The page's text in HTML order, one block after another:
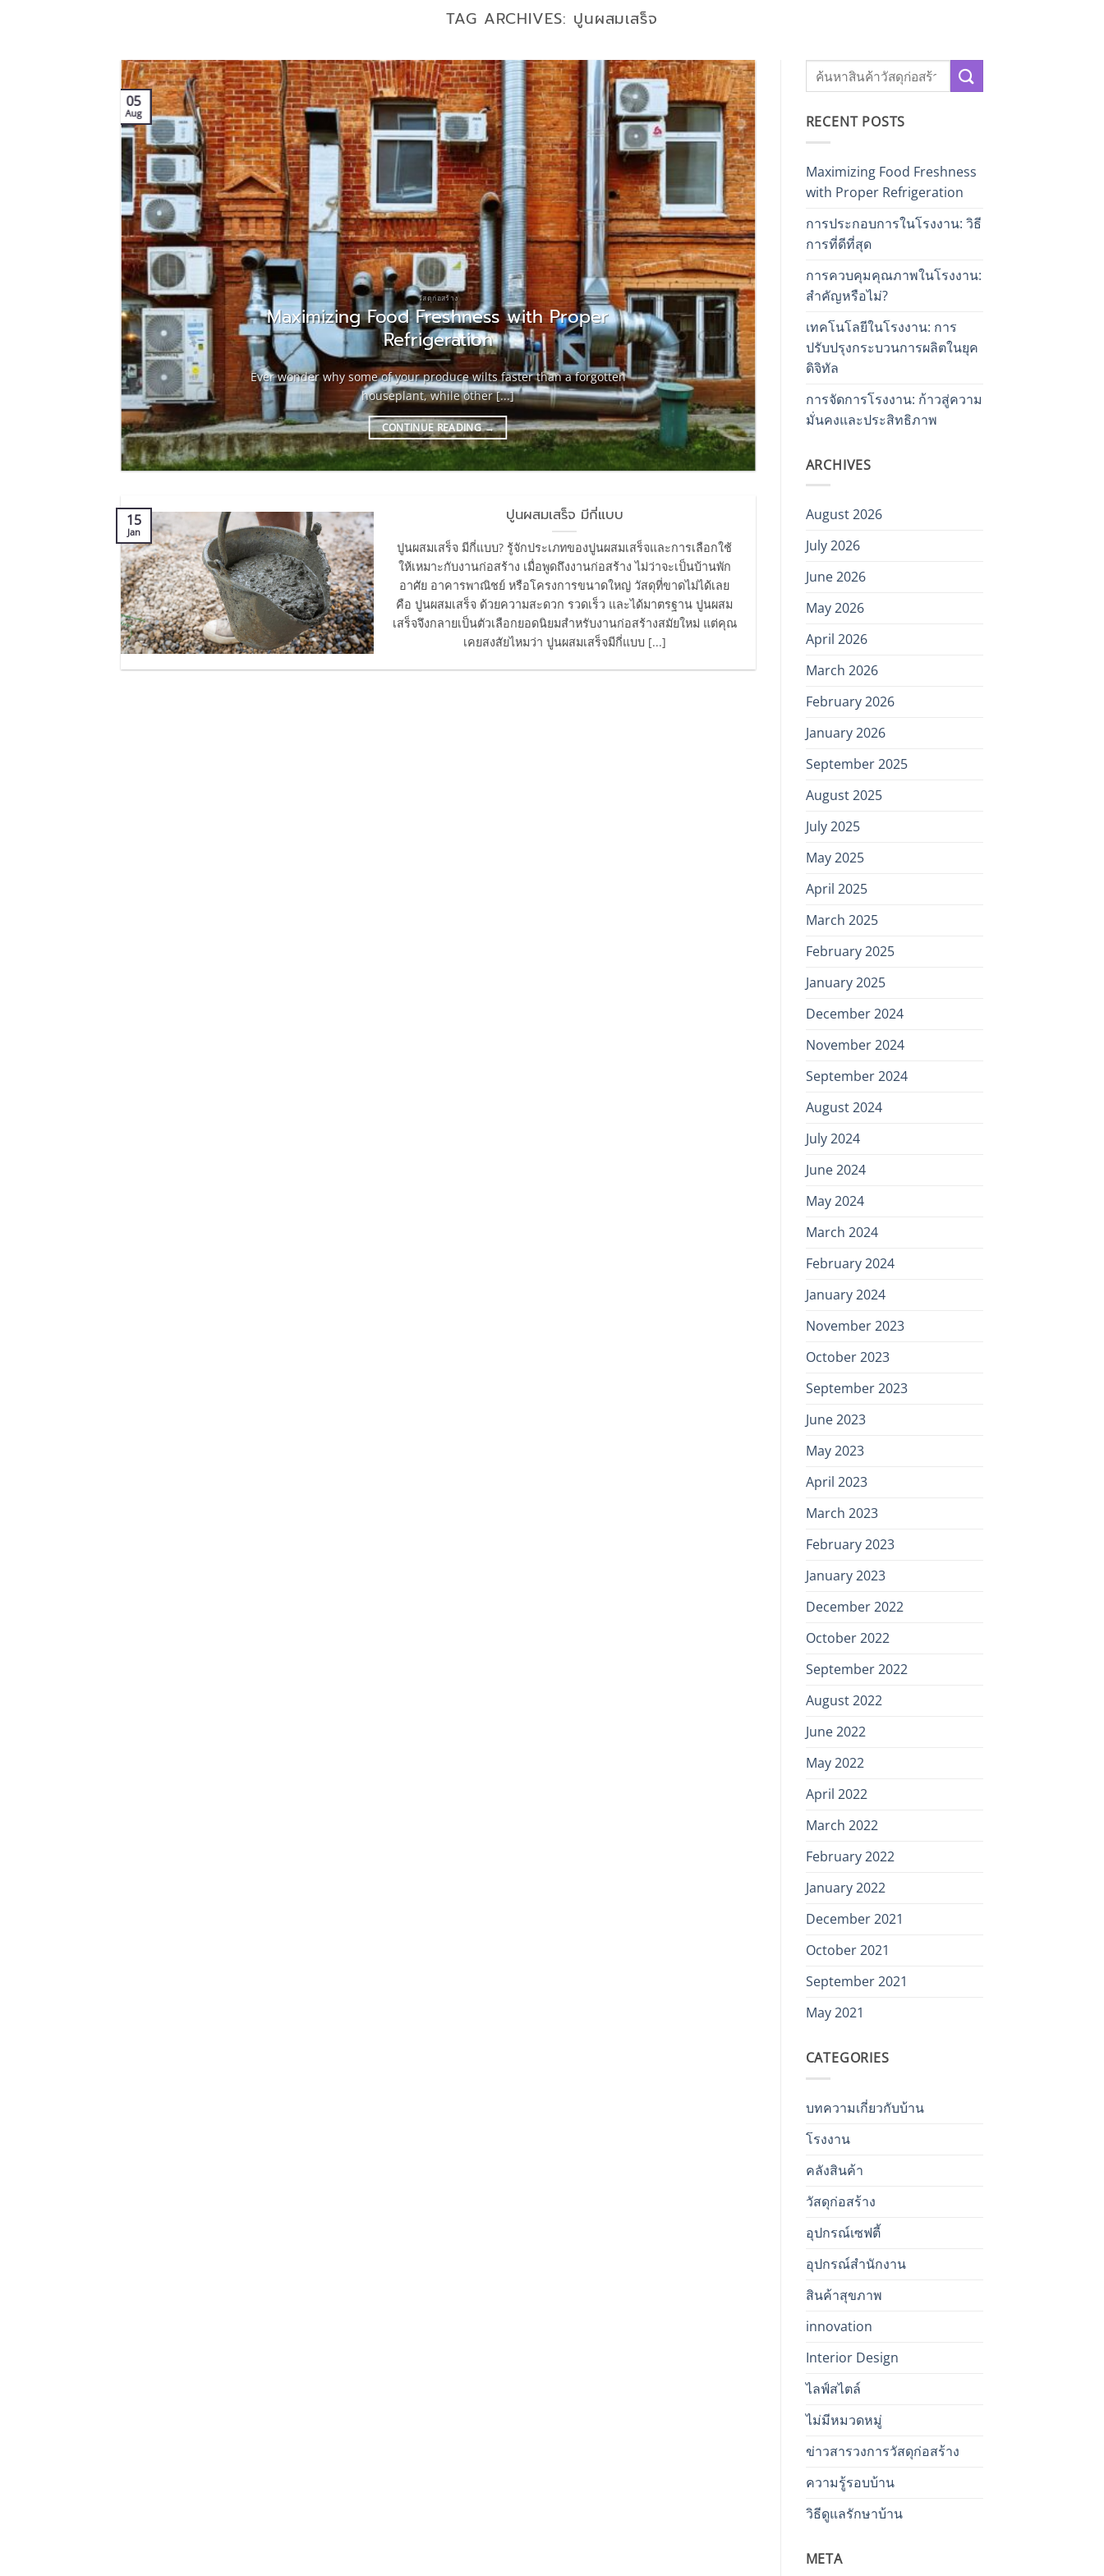
TAG ARCHIVES: ปูนผสมเสร็จ
วัสดุก่อสร้าง
Maximizing Food Freshness with Proper
Refrigeration
Ever wonder why some of your produce wilts faster than a forgotten
houseplant, while other [...]
CONTINUE READING→
05
Aug
ปูนผสมเสร็จ มีกี่แบบ
ปูนผสมเสร็จ มีกี่แบบ? รู้จักประเภทของปูนผสมเสร็จและการเลือกใช้
ให้เหมาะกับงานก่อสร้าง เมื่อพูดถึงงานก่อสร้าง ไม่ว่าจะเป็นบ้านพัก
อาศัย อาคารพาณิชย์ หรือโครงการขนาดใหญ่ วัสดุที่ขาดไม่ได้เลย
คือ ปูนผสมเสร็จ ด้วยความสะดวก รวดเร็ว และได้มาตรฐาน ปูนผสม
เสร็จจึงกลายเป็นตัวเลือกยอดนิยมสำหรับงานก่อสร้างสมัยใหม่ แต่คุณ
เคยสงสัยไหมว่า ปูนผสมเสร็จมีกี่แบบ [...]
15
Jan
RECENT POSTS
Maximizing Food Freshness
with Proper Refrigeration
การประกอบการในโรงงาน: วิธี
การที่ดีที่สุด
การควบคุมคุณภาพในโรงงาน:
สำคัญหรือไม่?
เทคโนโลยีในโรงงาน: การ
ปรับปรุงกระบวนการผลิตในยุค
ดิจิทัล
การจัดการโรงงาน: ก้าวสู่ความ
มั่นคงและประสิทธิภาพ
ARCHIVES
August 2026
July 2026
June 2026
May 2026
April 2026
March 2026
February 2026
January 2026
September 2025
August 2025
July 2025
May 2025
April 2025
March 2025
February 2025
January 2025
December 2024
November 2024
September 2024
August 2024
July 2024
June 2024
May 2024
March 2024
February 2024
January 2024
November 2023
October 2023
September 2023
June 2023
May 2023
April 2023
March 2023
February 2023
January 2023
December 2022
October 2022
September 2022
August 2022
June 2022
May 2022
April 2022
March 2022
February 2022
January 2022
December 2021
October 2021
September 2021
May 2021
CATEGORIES
บทความเกี่ยวกับบ้าน
โรงงาน
คลังสินค้า
วัสดุก่อสร้าง
อุปกรณ์เซฟตี้
อุปกรณ์สำนักงาน
สินค้าสุขภาพ
innovation
Interior Design
ไลฟ์สไตล์
ไม่มีหมวดหมู่
ข่าวสารวงการวัสดุก่อสร้าง
ความรู้รอบบ้าน
วิธีดูแลรักษาบ้าน
META